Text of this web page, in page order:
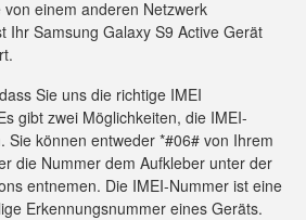
einem anderen Netzwerk
Ihr Samsung Galaxy S9 Active Gerät
Sie uns die richtige IMEI
gibt zwei Möglichkeiten, die IMEI-
Sie können entweder *#06# von Ihrem
die Nummer dem Aufkleber unter der
entnemen. Die IMEI-Nummer ist eine
Erkennungsnummer eines Geräts.